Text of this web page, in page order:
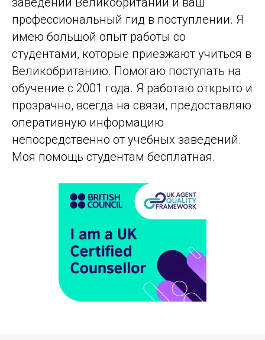
профессиональный гид в поступлении. Я
имею большой опыт работы со
студентами, которые приезжают учиться в
Великобританию. Помогаю поступать на
обучение с 2001 года. Я работаю открыто и
прозрачно, всегда на связи, предоставляю
оперативную информацию
непосредственно от учебных заведений.
Моя помощь студентам бесплатная.